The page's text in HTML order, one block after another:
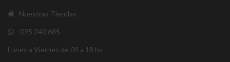
Nuestras Tiendas
095 240 685
Lunes a Viernes de 09 a 18 hs